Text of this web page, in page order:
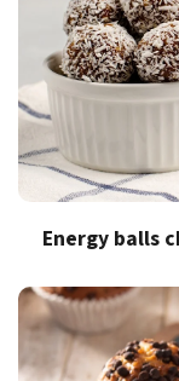
Energy balls